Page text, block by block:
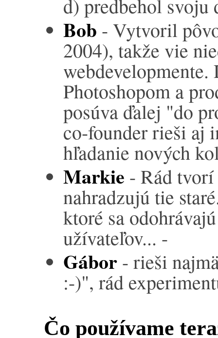
d) predbehol svoju
Bob - Vytvoril
2004), takže vie
webdevelopmente.
Photoshopom a
posúva ďalej "do
co-founder rieši aj
hľadanie nových
Markie - Rád
nahradzujú tie
ktoré sa
užívateľov... -
Gábor - rieši
:-)", rád
Čo používame